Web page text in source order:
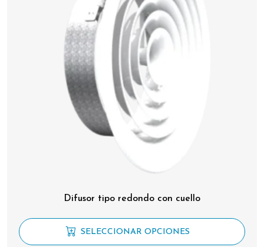
Difusor tipo redondo con cuello
SELECCIONAR OPCIONES